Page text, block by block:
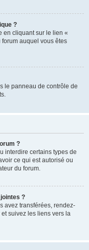
?
en cliquant sur le lien «
forum auquel vous êtes
le panneau de contrôle de
?
interdire certains types de
ce qui est autorisé ou
du forum.
?
avez transférées, rendez-
suivez les liens vers la